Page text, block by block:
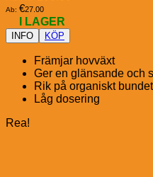
Ab: €27.00
I LAGER
INFO KÖP
Främjar hovväxt
Ger en glänsande och
Rik på organiskt
Låg dosering
Rea!